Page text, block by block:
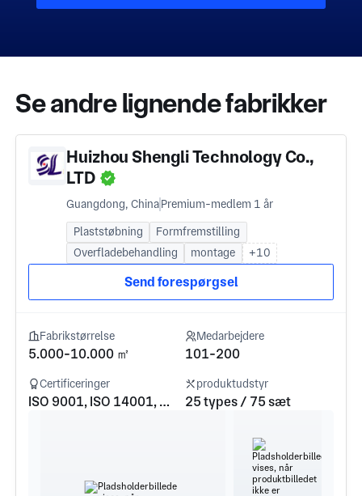
Se andre lignende fabrikker
Huizhou Shengli Technology Co.,
LTD
Guangdong, ChinaPremium-medlem 1 år
Plaststøbning
Formfremstilling
Overfladebehandling
montage +10
Send forespørgsel
Fabrikstørrelse
5.000-10.000 ㎡
Medarbejdere
101-200
Certificeringer
ISO 9001, ISO 14001, CCC
produktudstyr
25 types / 75 sæt